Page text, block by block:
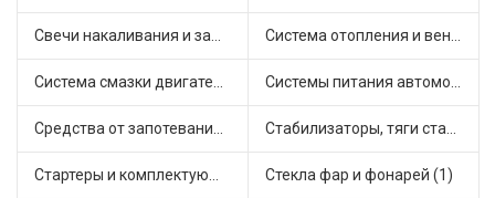
Свечи накаливания и зажигания (22) Система отопления и вентиляции (20)
Система смазки двигателя (2) Системы питания автомобиля (7)
Средства от запотевания и размораживатели стекла (1) Стабилизаторы, тяги стабилизатора, стойки стабилиз (7)
Стартеры и комплектующие (27) Стекла фар и фонарей (1)